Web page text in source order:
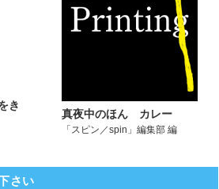
き
真夜中のほん カレー
「スピン／spin」編集部 編
さい